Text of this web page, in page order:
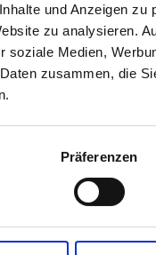
und Anzeigen
zu analysieren.
soziale Medien,
zusammen, die
Präferenzen
Merino